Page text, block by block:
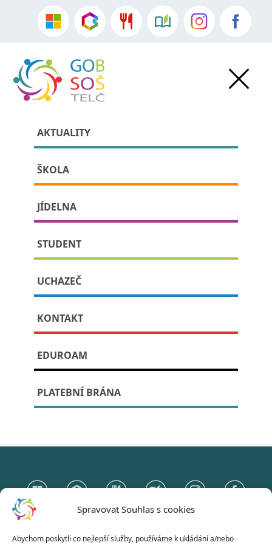
Spravovat Souhlas s cookies
Abychom poskytli co nejlepší služby, používáme k ukládání a/nebo
AKTUALITY
ŠKOLA
JÍDELNA
STUDENT
UCHAZEČ
KONTAKT
EDUROAM
PLATEBNÍ BRÁNA
»Akce školy
Plující ostrovy
Publikováno: 17. října, 2023
V pátek 20. října se koná již 2. ročník básnického
festivalu Plující ostrovy. Srdečně zveme všechny
zájemce. Více informací se dozvíte na